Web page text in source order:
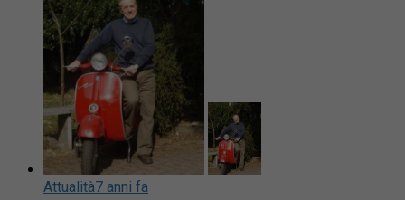
Attualità7 anni fa